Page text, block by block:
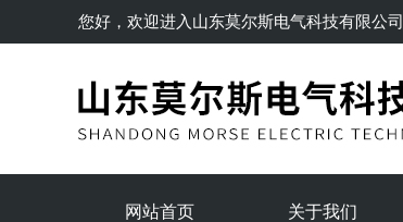
您好，欢迎进入 山东莫尔斯电气科技有限公司
网站首页 关于我们